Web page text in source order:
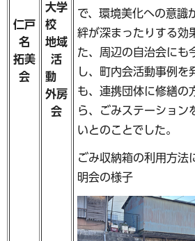
仁戸
名
拓美
会
大学
校
地域
活
動
外房
会
で、環境美化への意識
絆が深まったりする効
た、周辺の自治会にも
し、町内会活動事例を
も、連携団体に修繕の
ら、ごみステーション
いとのことでした。
ごみ収納箱の利用方法
明会の様子